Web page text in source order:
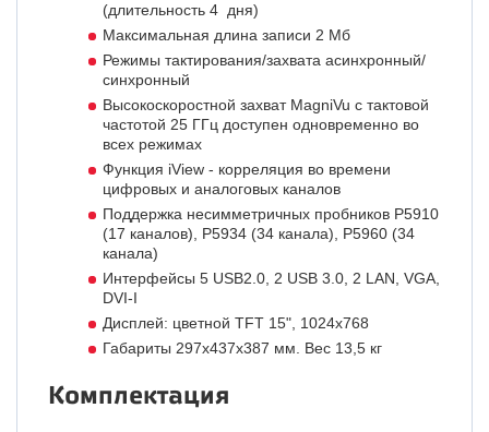
(длительность 4 дня)
Максимальная длина записи 2 Мб
Режимы тактирования/захвата асинхронный/
синхронный
Высокоскоростной захват MagniVu с тактовой
частотой 25 ГГц доступен одно­временно во
всех режимах
Функция iView - корреляция во времени
цифровых и аналоговых каналов
Поддержка несимметричных пробников P5910
(17 каналов), P5934 (34 канала), P5960 (34
канала)
Интерфейсы 5 USB2.0, 2 USB 3.0, 2 LAN, VGA,
DVI-I
Дисплей: цветной TFT 15", 1024х768
Габариты 297х437х387 мм. Вес 13,5 кг
Комплектация